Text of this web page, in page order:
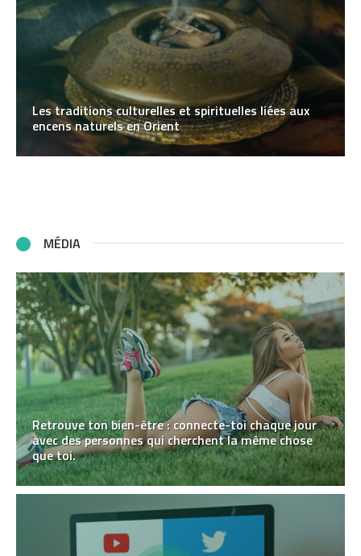
Les traditions culturelles et spirituelles liées aux
encens naturels en Orient
MÉDIA
Retrouve ton bien-être : connecte-toi chaque jour
avec des personnes qui cherchent la même chose
que toi.